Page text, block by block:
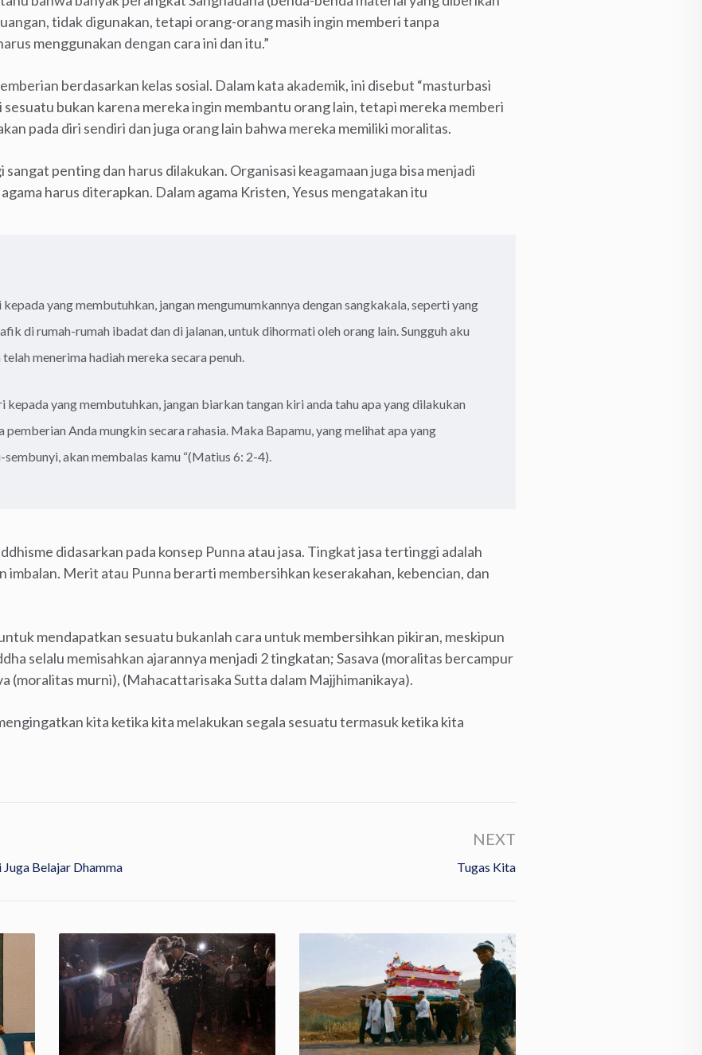
tidak digunakan, tetapi orang-orang masih ingin memberi tanpa
menggunakan dengan cara ini dan itu.”
berdasarkan kelas sosial. Dalam kata akademik, ini disebut “masturbasi
bukan karena mereka ingin membantu orang lain, tetapi mereka memberi
pada diri sendiri dan juga orang lain bahwa mereka memiliki moralitas.
sangat penting dan harus dilakukan. Organisasi keagamaan juga bisa menjadi
harus diterapkan. Dalam agama Kristen, Yesus mengatakan itu
yang membutuhkan, jangan mengumumkannya dengan sangkakala, seperti yang
di rumah-rumah ibadat dan di jalanan, untuk dihormati oleh orang lain. Sungguh aku
menerima hadiah mereka secara penuh.
yang membutuhkan, jangan biarkan tangan kiri anda tahu apa yang dilakukan
pemberian Anda mungkin secara rahasia. Maka Bapamu, yang melihat apa yang
akan membalas kamu “(Matius 6: 2-4).
didasarkan pada konsep Punna atau jasa. Tingkat jasa tertinggi adalah
imbalan. Merit atau Punna berarti membersihkan keserakahan, kebencian, dan
mendapatkan sesuatu bukanlah cara untuk membersihkan pikiran, meskipun
selalu memisahkan ajarannya menjadi 2 tingkatan; Sasava (moralitas bercampur
(moralitas murni), (Mahacattarisaka Sutta dalam Majjhimanikaya).
kita ketika kita melakukan segala sesuatu termasuk ketika kita
Belajar Dhamma
NEXT
Tugas Kita